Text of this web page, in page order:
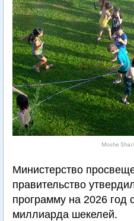
Moshe
Министерство
правительство
программу на 2026 год
миллиарда шекелей.